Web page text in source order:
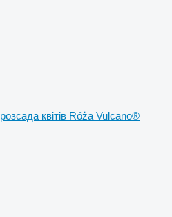
розсада квітів Róża Vulcano®